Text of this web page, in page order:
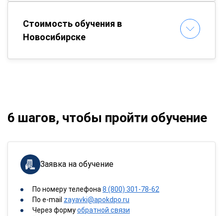
Стоимость обучения в
Новосибирске
6 шагов, чтобы пройти обучение
Заявка на обучение
По номеру телефона 8 (800) 301-78-62
По e-mail zayavki@apokdpo.ru
Через формуобратной связи